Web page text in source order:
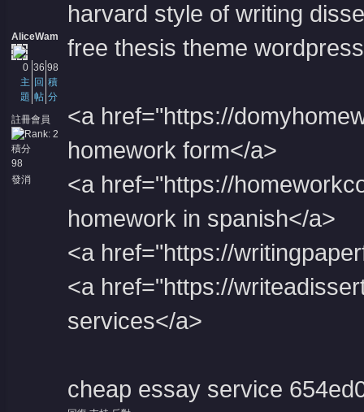
AliceWam
0
主
題
36
回
帖
98
積
分
註冊會員
積分
98
發消
harvard style of writing
free thesis theme wordpress
<a href="https://
homework form</a>
<a href="https://
homework in spanish</a>
<a href="https://
<a href="https://
services</a>
cheap essay service